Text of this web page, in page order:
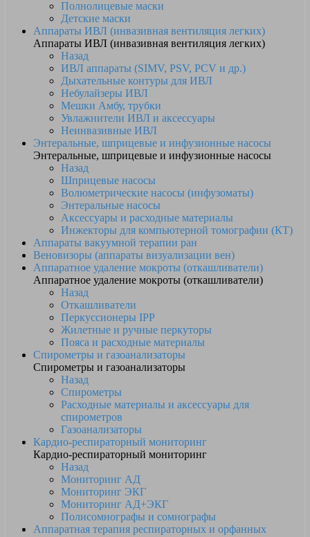
Полнолицевые маски
Детские маски
Аппараты ИВЛ (инвазивная вентиляция легких)
Аппараты ИВЛ (инвазивная вентиляция легких)
Назад
ИВЛ аппараты (SIMV, PSV, PCV и др.)
Дыхательные контуры для ИВЛ
Небулайзеры ИВЛ
Мешки Амбу, трубки
Увлажнители ИВЛ и аксессуары
Неинвазивные ИВЛ
Энтеральные, шприцевые и инфузионные насосы
Энтеральные, шприцевые и инфузионные насосы
Назад
Шприцевые насосы
Волюметрические насосы (инфузоматы)
Энтеральные насосы
Аксессуары и расходные материалы
Инжекторы для компьютерной томографии (КТ)
Аппараты вакуумной терапии ран
Веновизоры (аппараты визуализации вен)
Аппаратное удаление мокроты (откашливатели)
Аппаратное удаление мокроты (откашливатели)
Назад
Откашливатели
Перкуссионеры IPP
Жилетные и ручные перкуторы
Пояса и расходные материалы
Спирометры и газоанализаторы
Спирометры и газоанализаторы
Назад
Спирометры
Расходные материалы и аксессуары для
спирометров
Газоанализаторы
Кардио-респираторный мониторинг
Кардио-респираторный мониторинг
Назад
Мониторинг АД
Мониторинг ЭКГ
Мониторинг АД+ЭКГ
Полисомнографы и сомнографы
Аппаратная терапия респираторных и орфанных